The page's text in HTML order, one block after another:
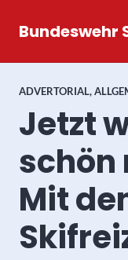
Inhalt
ADVERTORIAL,
Jetzt
schön
Mit